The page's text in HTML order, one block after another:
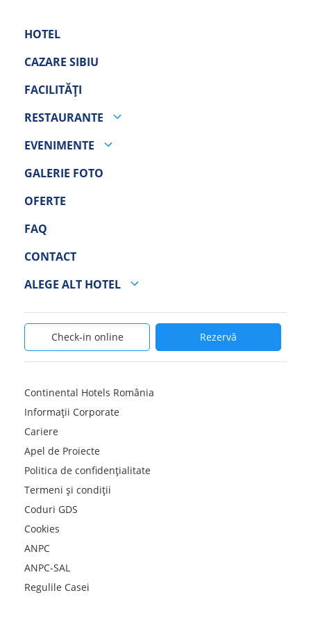
HOTEL
CAZARE SIBIU
FACILITĂȚI
RESTAURANTE
EVENIMENTE
GALERIE FOTO
OFERTE
FAQ
CONTACT
ALEGE ALT HOTEL
Check-in online Rezervă
Continental Hotels România
Informații Corporate
Cariere
Apel de Proiecte
Politica de confidențialitate
Termeni și condiții
Coduri GDS
Cookies
ANPC
ANPC-SAL
Regulile Casei